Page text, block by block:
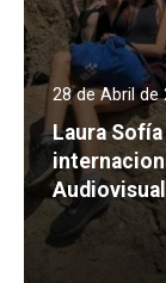
28 de Abril de
Laura